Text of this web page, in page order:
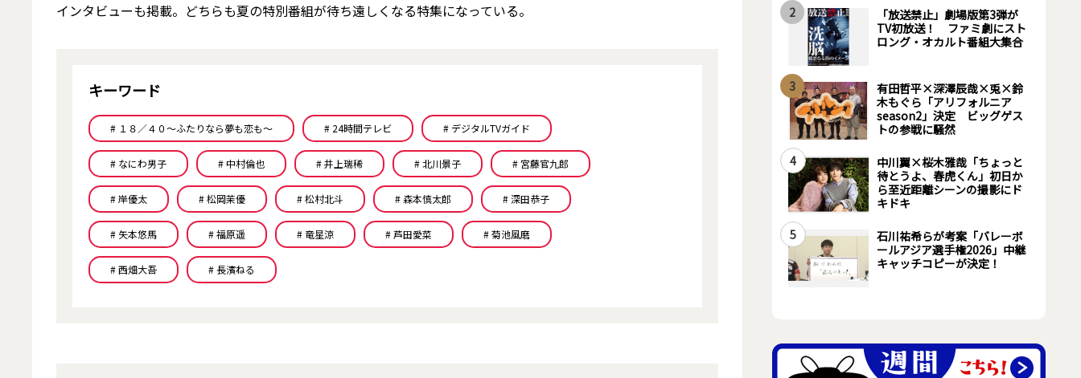
インタビューも掲載。どちらも夏の特別番組が待ち遠しくなる特集になっている。
キーワード
# １８／４０～ふたりなら夢も恋も～ # 24時間テレビ # デジタルTVガイド
# なにわ男子 # 中村倫也 # 井上瑞稀 # 北川景子 # 宮藤官九郎
# 岸優太 # 松岡茉優 # 松村北斗 # 森本慎太郎 # 深田恭子
# 矢本悠馬 # 福原遥 # 竜星涼 # 芦田愛菜 # 菊池風磨
# 西畑大吾 # 長濱ねる
2
「放送禁止」劇場版第3弾が
TV初放送！ ファミ劇にスト
ロング・オカルト番組大集合
3
有田哲平×深澤辰哉×兎×鈴
木もぐら「アリフォルニア
season2」決定 ビッグゲス
トの参戦に騒然
4
中川翼×桜木雅哉「ちょっと
待とうよ、春虎くん」初日か
ら至近距離シーンの撮影にド
キドキ
5
石川祐希らが考案「バレーボ
ールアジア選手権2026」中継
キャッチコピーが決定！